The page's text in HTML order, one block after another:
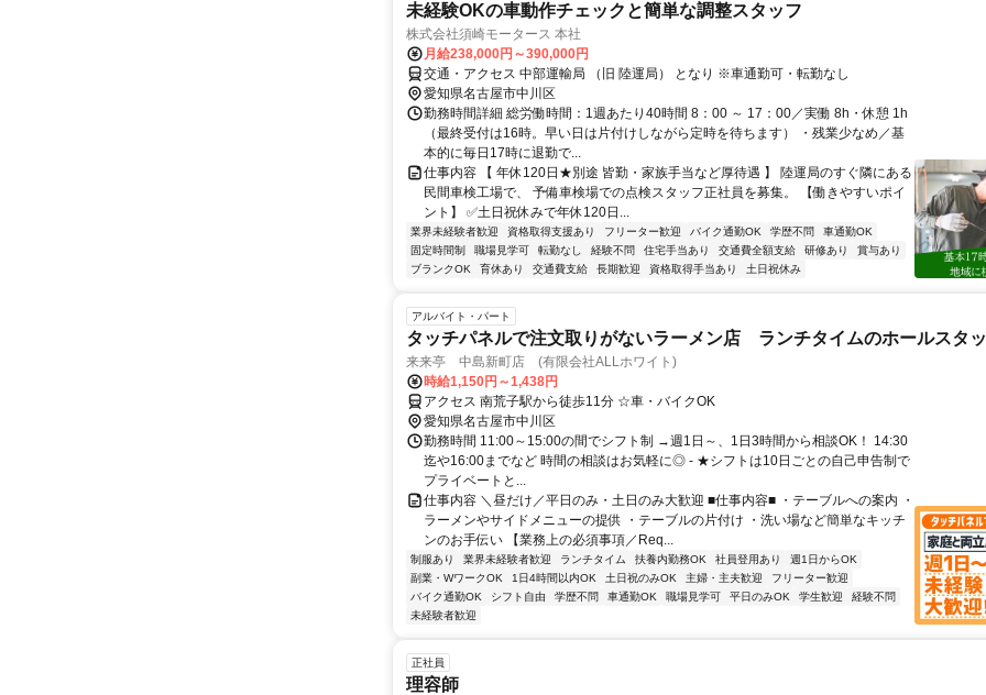
未経験OKの車動作チェックと簡単な調整スタッフ
株式会社須崎モータース 本社
月給238,000円～390,000円
交通・アクセス 中部運輸局 （旧 陸運局） となり ※車通勤可・転勤なし
愛知県名古屋市中川区
勤務時間詳細 総労働時間：1週あたり40時間 8：00 ～ 17：00／実働 8h・休憩 1h
（最終受付は16時。早い日は片付けしながら定時を待ちます） ・残業少なめ／基
本的に毎日17時に退勤で...
仕事内容 【 年休120日★別途 皆勤・家族手当など厚待遇 】 陸運局のすぐ隣にある
民間車検工場で、 予備車検場での点検スタッフ正社員を募集。 【働きやすいポイ
ント】 ✅土日祝休みで年休120日...
業界未経験者歓迎 資格取得支援あり フリーター歓迎 バイク通勤OK 学歴不問
車通勤OK
固定時間制
職場見学可 転勤なし 経験不問 住宅手当あり 交通費全額支給 研修あり
賞与あり
ブランクOK
育休あり 交通費支給 長期歓迎 資格取得手当あり 土日祝休み
アルバイト・パート
タッチパネルで注文取りがないラーメン店 ランチタイムのホールスタ
来来亭 中島新町店 (有限会社ALLホワイト)
時給1,150円～1,438円
アクセス 南荒子駅から徒歩11分 ☆車・バイクOK
愛知県名古屋市中川区
勤務時間 11:00～15:00の間でシフト制 →週1日～、1日3時間から相談OK！ 14:30
迄や16:00までなど 時間の相談はお気軽に◎ - ★シフトは10日ごとの自己申告制で
プライベートと...
仕事内容 ＼昼だけ／平日のみ・土日のみ大歓迎 ■仕事内容■ ・テーブルへの案内 ・
ラーメンやサイドメニューの提供 ・テーブルの片付け ・洗い場など簡単なキッチ
ンのお手伝い 【業務上の必須事項／Req...
制服あり 業界未経験者歓迎 ランチタイム 扶養内勤務OK 社員登用あり
週1日からOK
副業・WワークOK
1日4時間以内OK 土日祝のみOK 主婦・主夫歓迎
フリーター歓迎
バイク通勤OK
シフト自由 学歴不問 車通勤OK 職場見学可 平日のみOK 学生歓迎
経験不問
未経験者歓迎
正社員
理容師